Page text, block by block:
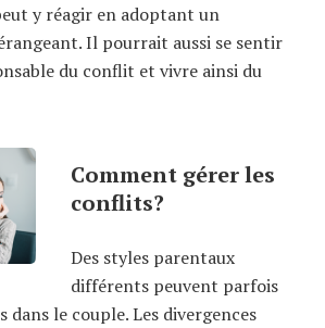
y réagir en adoptant un
Il pourrait aussi se sentir
du conflit et vivre ainsi du
Comment gérer les
conflits?
Des styles parentaux
différents peuvent parfois
dans le couple. Les divergences